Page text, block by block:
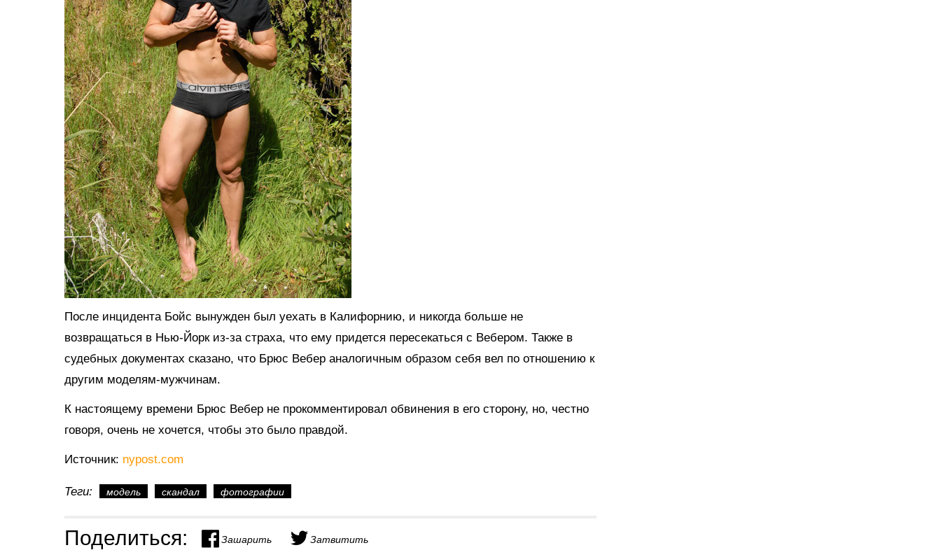
После инцидента Бойс вынужден был уехать в Калифорнию, и никогда больше не
возвращаться в Нью-Йорк из-за страха, что ему придется пересекаться с Вебером. Также в
судебных документах сказано, что Брюс Вебер аналогичным образом себя вел по отношению к
другим моделям-мужчинам.
К настоящему времени Брюс Вебер не прокомментировал обвинения в его сторону, но, честно
говоря, очень не хочется, чтобы это было правдой.
Источник: nypost.com
Теги: модель скандал фотографии
Поделиться: Зашарить Затвитить